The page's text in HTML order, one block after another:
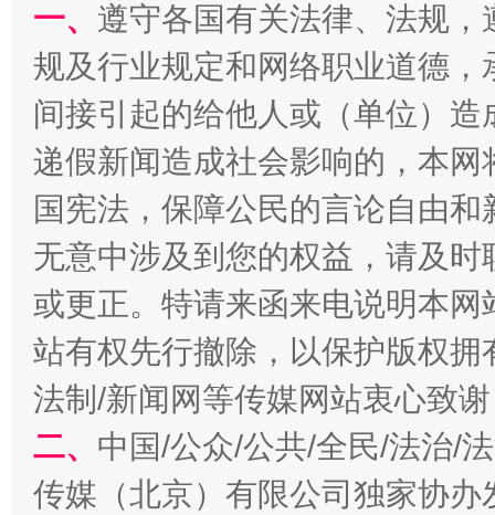
千年窑火 生生不息 一
一、 遵守各国有关法律、法规
规及行业规定和网络职业道德
间接引起的给他人或（单位）
递假新闻造成社会影响的，本
国宪法，保障公民的言论自由
无意中涉及到您的权益，请及
或更正。特请来函来电说明本
站有权先行撤除，以保护版权
法制/新闻网等传媒网站衷心致
二、 中国/公众/公共/全民/法治/
传媒（北京）有限公司独家协